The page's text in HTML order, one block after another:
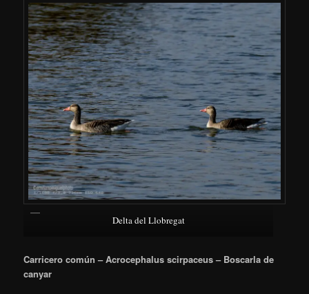
Delta del Llobregat
Carricero común – Acrocephalus scirpaceus – Boscarla de
canyar